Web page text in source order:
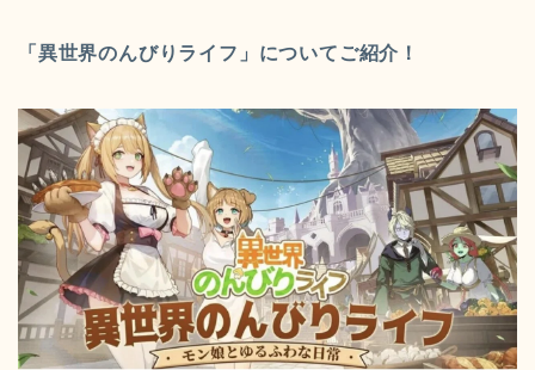
「異世界のんびりライフ」についてご紹介！